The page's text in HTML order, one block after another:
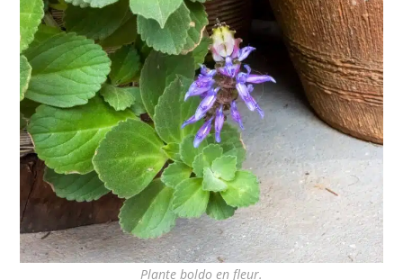
Plante boldo en fleur.